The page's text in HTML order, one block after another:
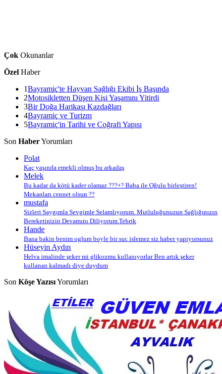
Çok Okunanlar
Özel Haber
1Bayramiç'te Hayvan Sağlığı Ekibi İş Başında
2Motosikletten Düşen Kişi Yaşamını Yitirdi
3Bir Doğa Harikası Kazdağları
4Bayramiç ve Turizm
5Bayramiç'in Tarihi ve Coğrafi Yapısı
Son HaberYorumları
Polat
Kaç yaşında emekli olmuş bu arkadaş
Melek
Bu kadar da kötü kader olamaz ???+? Baba ile Oğulu birleştiren!
Mekanları cennet olsun ??
mustafa
Sizleri Saygımla Sevgimle Selamlıyorum. Mutluluğunuzun Sağlığınızın
Bereketinizin Devamını Diliyorum.Tebrik
Hande
Bana bakin benim oglum boyle bir suc islemez siz haber yapiyorsunuz
Hüseyin Aydın
Helva imalinde şeker mi glikozmu kullanıyorlar Ben artık şeker
kullanan kalmadı diye duydum
Son Köşe YazısıYorumları